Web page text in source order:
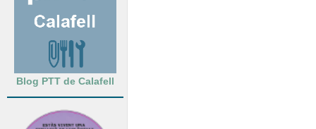
Blog PTT de Calafell